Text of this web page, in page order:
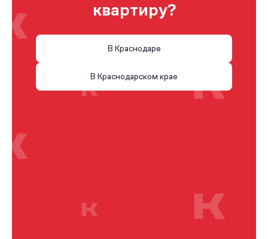
квартиру?
В Краснодаре
В Краснодарском крае